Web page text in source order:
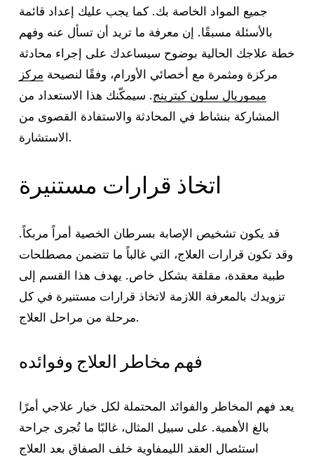
جميع المواد الخاصة بك. كما يجب عليك إعداد قائمة
بالأسئلة مسبقًا. إن معرفة ما تريد أن تسأل عنه وفهم
خطة علاجك الحالية بوضوح سيساعدك على إجراء محادثة
مركزة ومثمرة مع أخصائي الأورام، وفقًا لنصيحة مركز
ميموريال سلون كيترينج. سيمكّنك هذا الاستعداد من
المشاركة بنشاط في المحادثة والاستفادة القصوى من
الاستشارة.
اتخاذ قرارات مستنيرة
قد يكون تشخيص الإصابة بسرطان الخصية أمراً مربكاً.
وقد تكون قرارات العلاج، التي غالباً ما تتضمن مصطلحات
طبية معقدة، مقلقة بشكل خاص. يهدف هذا القسم إلى
تزويدك بالمعرفة اللازمة لاتخاذ قرارات مستنيرة في كل
مرحلة من مراحل العلاج.
فهم مخاطر العلاج وفوائده
يعد فهم المخاطر والفوائد المحتملة لكل خيار علاجي أمرًا
بالغ الأهمية. على سبيل المثال، غالبًا ما تُجرى جراحة
استئصال العقد الليمفاوية خلف الصفاق بعد العلاج